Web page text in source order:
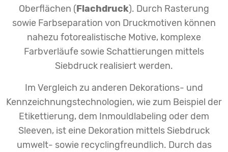
Oberflächen (Flachdruck). Durch Rasterung
sowie Farbseparation von Druckmotiven können
nahezu fotorealistische Motive, komplexe
Farbverläufe sowie Schattierungen mittels
Siebdruck realisiert werden.
Im Vergleich zu anderen Dekorations- und
Kennzeichnungstechnologien, wie zum Beispiel der
Etikettierung, dem Inmouldlabeling oder dem
Sleeven, ist eine Dekoration mittels Siebdruck
umwelt- sowie recyclingfreundlich. Durch das